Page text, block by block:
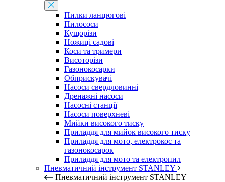
Пилки ланцюгові
Пилососи
Кущорізи
Ножиці садові
Коси та тримери
Висоторізи
Газонокосарки
Обприскувачі
Насоси свердловинні
Дренажні насоси
Насосні станції
Насоси поверхневі
Мийки високого тиску
Приладдя для мийок високого тиску
Приладдя для мото, електрокос та
газонокосарок
Приладдя для мото та електропил
Пневматичний інструмент STANLEY
Пневматичний інструмент STANLEY